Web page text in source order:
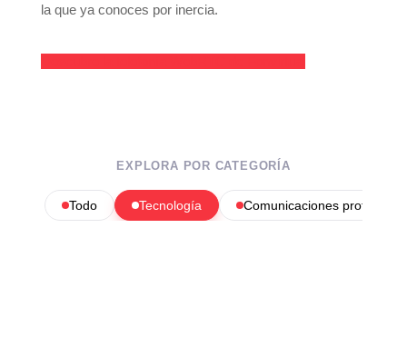
la que ya conoces por inercia.
EXPLORA POR CATEGORÍA
Todo Tecnología Comunicaciones